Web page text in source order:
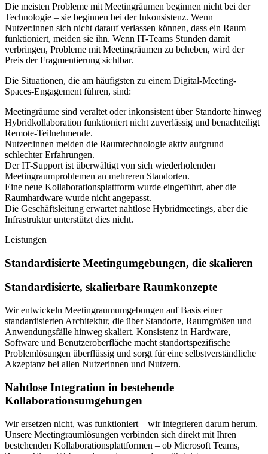
Die meisten Probleme mit Meetingräumen beginnen nicht bei der
Technologie – sie beginnen bei der Inkonsistenz. Wenn
Nutzer:innen sich nicht darauf verlassen können, dass ein Raum
funktioniert, meiden sie ihn. Wenn IT-Teams Stunden damit
verbringen, Probleme mit Meetingräumen zu beheben, wird der
Preis der Fragmentierung sichtbar.
Die Situationen, die am häufigsten zu einem Digital-Meeting-
Spaces-Engagement führen, sind:
Meetingräume sind veraltet oder inkonsistent über Standorte hinweg
Hybridkollaboration funktioniert nicht zuverlässig und benachteiligt
Remote-Teilnehmende.
Nutzer:innen meiden die Raumtechnologie aktiv aufgrund
schlechter Erfahrungen.
Der IT-Support ist überwältigt von sich wiederholenden
Meetingraumproblemen an mehreren Standorten.
Eine neue Kollaborationsplattform wurde eingeführt, aber die
Raumhardware wurde nicht angepasst.
Die Geschäftsleitung erwartet nahtlose Hybridmeetings, aber die
Infrastruktur unterstützt dies nicht.
Leistungen
Standardisierte Meetingumgebungen, die skalieren
Standardisierte, skalierbare Raumkonzepte
Wir entwickeln Meetingraumumgebungen auf Basis einer
standardisierten Architektur, die über Standorte, Raumgrößen und
Anwendungsfälle hinweg skaliert. Konsistenz in Hardware,
Software und Benutzeroberfläche macht standortspezifische
Problemlösungen überflüssig und sorgt für eine selbstverständliche
Akzeptanz bei allen Nutzerinnen und Nutzern.
Nahtlose Integration in bestehende
Kollaborationsumgebungen
Wir ersetzen nicht, was funktioniert – wir integrieren darum herum.
Unsere Meetingraumlösungen verbinden sich direkt mit Ihren
bestehenden Kollaborationsplattformen – ob Microsoft Teams,